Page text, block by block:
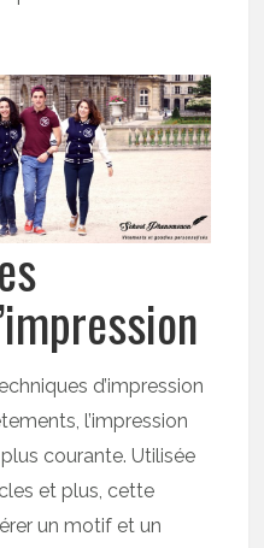
d’impression
l’impression
courante. Utilisée
et plus, cette
un motif et un